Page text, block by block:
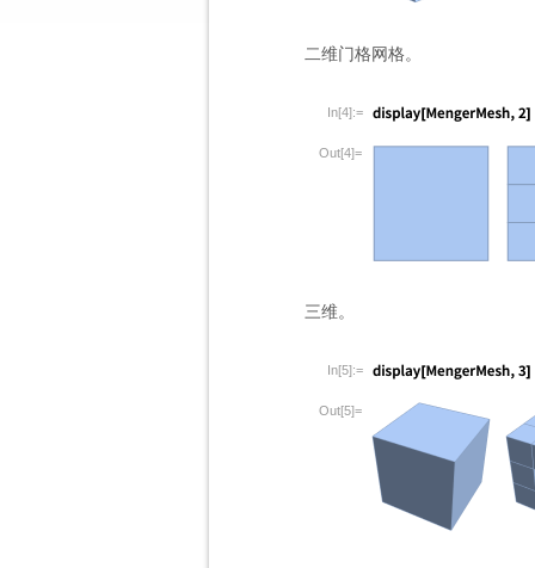
二维门格网格。
In[4]:=
Out[4]=
三维。
In[5]:=
Out[5]=